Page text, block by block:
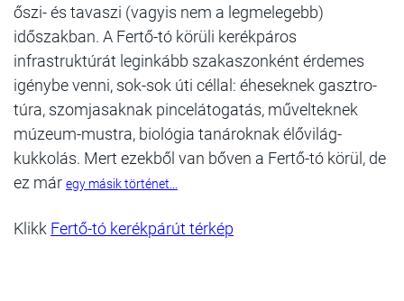
őszi- és tavaszi (vagyis nem a legmelegebb)
időszakban. A Fertő-tó körüli kerékpáros
infrastruktúrát leginkább szakaszonként érdemes
igénybe venni, sok-sok úti céllal: éheseknek gasztro-
túra, szomjasaknak pincelátogatás, művelteknek
múzeum-mustra, biológia tanároknak élővilág-
kukkolás. Mert ezekből van bőven a Fertő-tó körül, de
ez már egy másik történet...
Klikk Fertő-tó kerékpárút térkép